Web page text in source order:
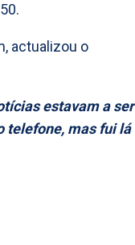
actualizou o
estavam a ser
telefone, mas fui lá